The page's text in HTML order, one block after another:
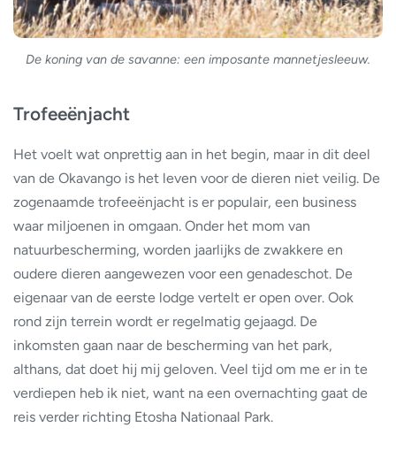
De koning van de savanne: een imposante mannetjesleeuw.
Trofeeënjacht
Het voelt wat onprettig aan in het begin, maar in dit deel
van de Okavango is het leven voor de dieren niet veilig. De
zogenaamde trofeeënjacht is er populair, een business
waar miljoenen in omgaan. Onder het mom van
natuurbescherming, worden jaarlijks de zwakkere en
oudere dieren aangewezen voor een genadeschot. De
eigenaar van de eerste lodge vertelt er open over. Ook
rond zijn terrein wordt er regelmatig gejaagd. De
inkomsten gaan naar de bescherming van het park,
althans, dat doet hij mij geloven. Veel tijd om me er in te
verdiepen heb ik niet, want na een overnachting gaat de
reis verder richting Etosha Nationaal Park.